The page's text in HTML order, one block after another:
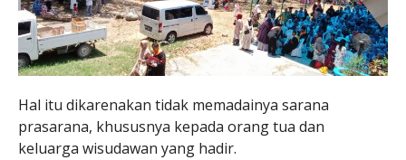
Hal itu dikarenakan tidak memadainya sarana
prasarana, khususnya kepada orang tua dan
keluarga wisudawan yang hadir.